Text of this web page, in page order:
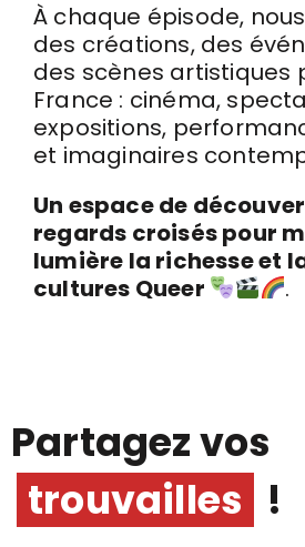
À chaque épisode,
des créations, des
des scènes artistiques
France : cinéma,
expositions,
et imaginaires
Un espace de
regards croisés pour
lumière la richesse et
cultures Queer
.
Partagez vos
trouvailles !